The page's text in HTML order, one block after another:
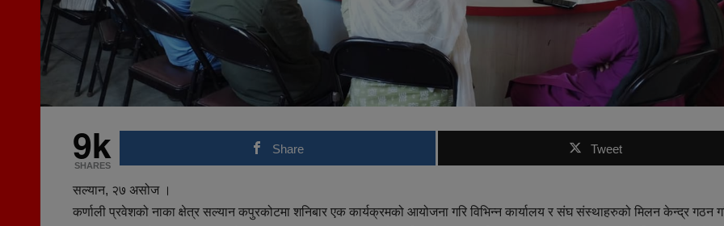
9k
SHARES
Share Tweet
सल्यान, २७ असोज ।
कर्णाली प्रवेशको नाका क्षेत्र सल्यान कपुरकोटमा शनिबार एक कार्यक्रमको आयोजना गरि विभिन्न कार्यालय र संघ संस्थाहरुको मिलन केन्द्र गठन